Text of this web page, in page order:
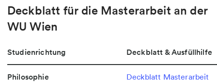
Deckblatt für die Masterarbeit an der
WU Wien
Studienrichtung Deckblatt & Ausfüllhilfe
Philosophie
Deckblatt Masterarbeit